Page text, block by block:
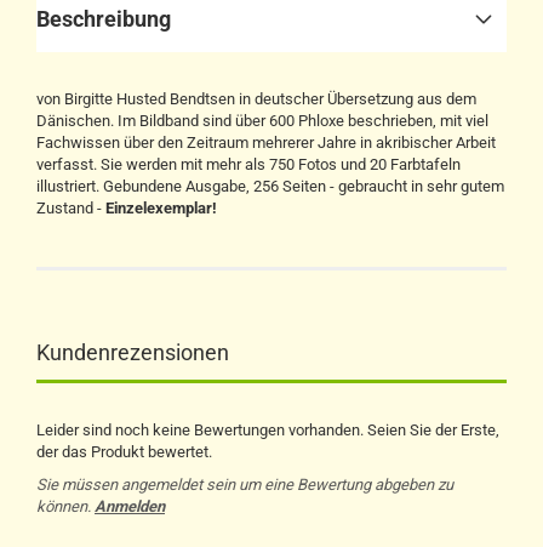
Beschreibung
von Birgitte Husted Bendtsen in deutscher Übersetzung aus dem
Dänischen. Im Bildband sind über 600 Phloxe beschrieben, mit viel
Fachwissen über den Zeitraum mehrerer Jahre in akribischer Arbeit
verfasst. Sie werden mit mehr als 750 Fotos und 20 Farbtafeln
illustriert. Gebundene Ausgabe, 256 Seiten - gebraucht in sehr gutem
Zustand - Einzelexemplar!
Kundenrezensionen
Leider sind noch keine Bewertungen vorhanden. Seien Sie der Erste,
der das Produkt bewertet.
Sie müssen angemeldet sein um eine Bewertung abgeben zu
können. Anmelden